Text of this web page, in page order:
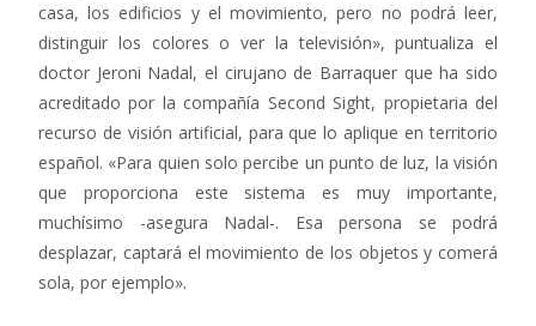
casa, los edificios y el movimiento, pero no podrá leer,
distinguir los colores o ver la televisión», puntualiza el
doctor Jeroni Nadal, el cirujano de Barraquer que ha sido
acreditado por la compañía Second Sight, propietaria del
recurso de visión artificial, para que lo aplique en territorio
español. «Para quien solo percibe un punto de luz, la visión
que proporciona este sistema es muy importante,
muchísimo -asegura Nadal-. Esa persona se podrá
desplazar, captará el movimiento de los objetos y comerá
sola, por ejemplo».